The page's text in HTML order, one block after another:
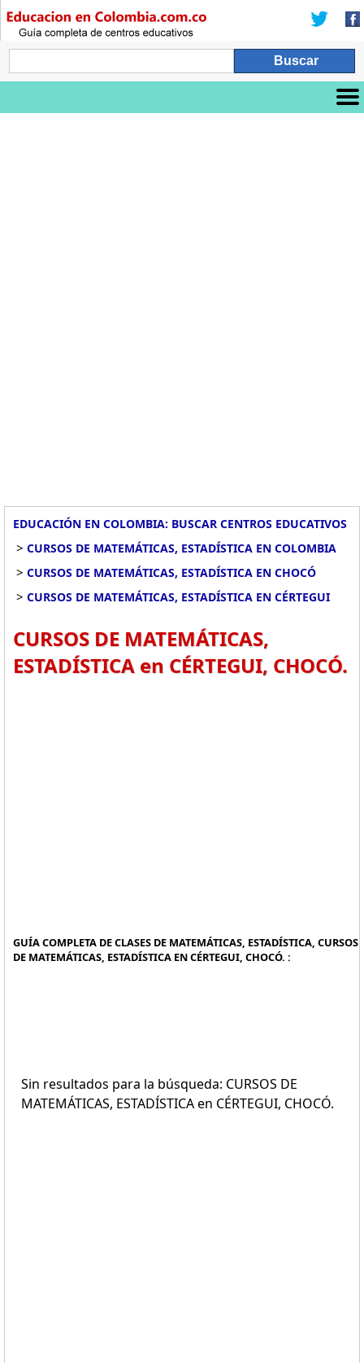
EDUCACIÓN EN COLOMBIA: BUSCAR CENTROS EDUCATIVOS
> CURSOS DE MATEMÁTICAS, ESTADÍSTICA EN COLOMBIA
> CURSOS DE MATEMÁTICAS, ESTADÍSTICA EN CHOCÓ
> CURSOS DE MATEMÁTICAS, ESTADÍSTICA EN CÉRTEGUI
CURSOS DE MATEMÁTICAS,
ESTADÍSTICA en CÉRTEGUI, CHOCÓ.
GUÍA COMPLETA DE CLASES DE MATEMÁTICAS, ESTADÍSTICA, CURSOS
DE MATEMÁTICAS, ESTADÍSTICA EN CÉRTEGUI, CHOCÓ. :
Sin resultados para la búsqueda: CURSOS DE
MATEMÁTICAS, ESTADÍSTICA en CÉRTEGUI, CHOCÓ.